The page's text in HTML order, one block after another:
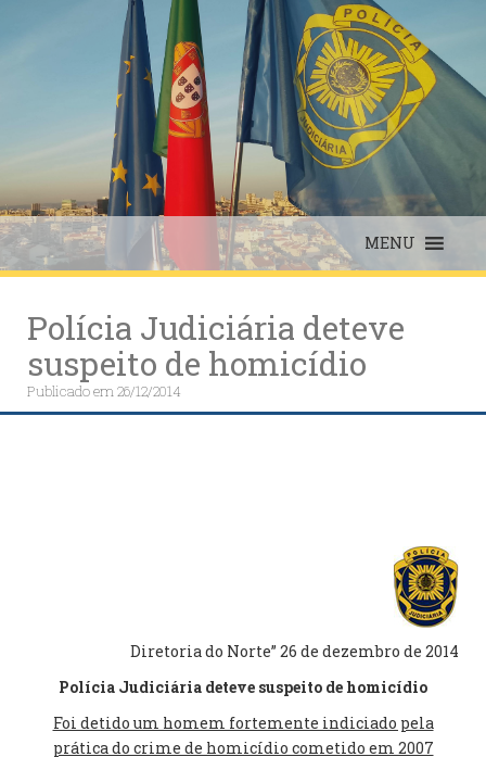
MENU
Polícia Judiciária deteve
suspeito de homicídio
Publicado em26/12/2014
Diretoria do Norte” 26 de dezembro de 2014
Polícia Judiciária deteve suspeito de homicídio
Foi detido um homem fortemente indiciado pela
prática do crime de homicídio cometido em 2007